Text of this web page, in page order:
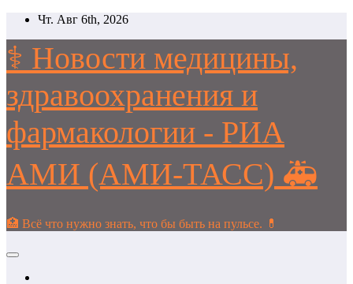
Перейти
содержимому
Чт. Авг 6th, 2026
⚕️ Новости медицины,
здравоохранения и
фармакологии - РИА
АМИ (АМИ-ТАСС) 🚑
🏥 Всё что нужно знать, что бы быть на пульсе. 💊